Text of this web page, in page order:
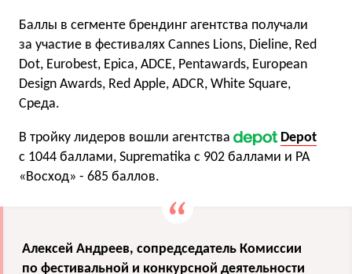
Баллы в сегменте брендинг агентства получали
за участие в фестивалях Cannes Lions, Dieline, Red
Dot, Eurobest, Epica, ADCE, Pentawards, European
Design Awards, Red Apple, ADCR, White Square,
Среда.
В тройку лидеров вошли агентства
Depot
с 1044 баллами, Suprematika с 902 баллами и РА
«Восход» - 685 баллов.
Алексей Андреев, сопредседатель Комиссии
по фестивальной и конкурсной деятельности